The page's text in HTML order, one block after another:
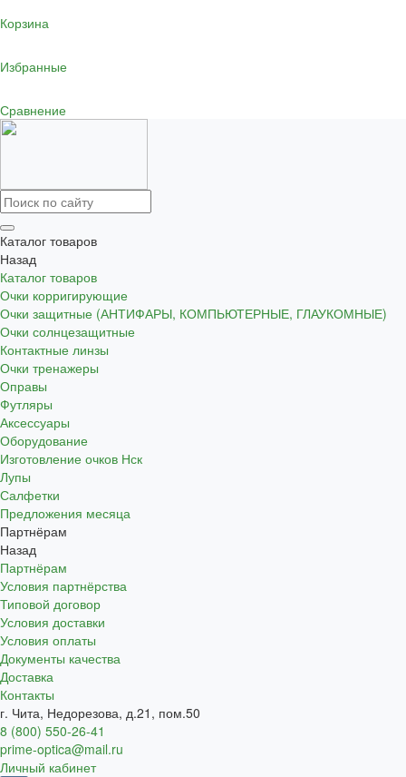
Корзина
Избранные
Сравнение
Каталог товаров
Назад
Каталог товаров
Очки корригирующие
Очки защитные (АНТИФАРЫ, КОМПЬЮТЕРНЫЕ, ГЛАУКОМНЫЕ)
Очки солнцезащитные
Контактные линзы
Очки тренажеры
Оправы
Футляры
Аксессуары
Оборудование
Изготовление очков Нск
Лупы
Салфетки
Предложения месяца
Партнёрам
Назад
Партнёрам
Условия партнёрства
Типовой договор
Условия доставки
Условия оплаты
Документы качества
Доставка
Контакты
г. Чита, Недорезова, д.21, пом.50
8 (800) 550-26-41
prime-optica@mail.ru
Личный кабинет